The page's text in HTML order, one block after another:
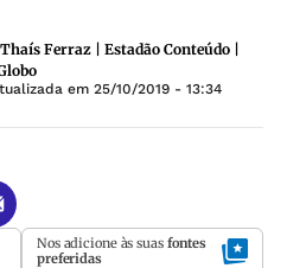
Ferraz | Estadão Conteúdo |
em 25/10/2019 - 13:34
Nos adicione às suas fontes
preferidas